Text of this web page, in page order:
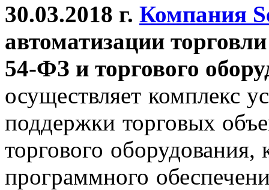
30.03.2018 г. Компания
автоматизации
54-ФЗ и торгового
осуществляет комплекс
поддержки торговых
торгового
программного